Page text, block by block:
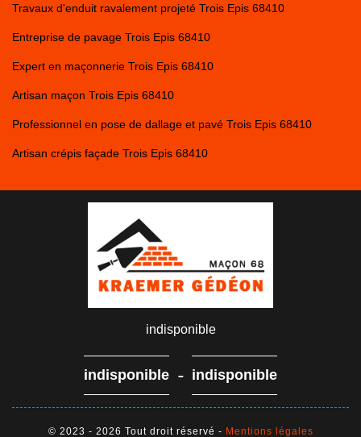
Travaux d'enduit ravalement projeté Trois Epis 68410
Entreprise de pavage Trois Epis 68410
Expert en maçonnerie Trois Epis 68410
Artisan maçon Trois Epis 68410
Professionnel en pose de dallage et pavé Trois Epis 68410
Artisan crépis façade Trois Epis 68410
indisponible
indisponible - indisponible
© 2023 - 2026 Tout droit réservé - Mentions légales